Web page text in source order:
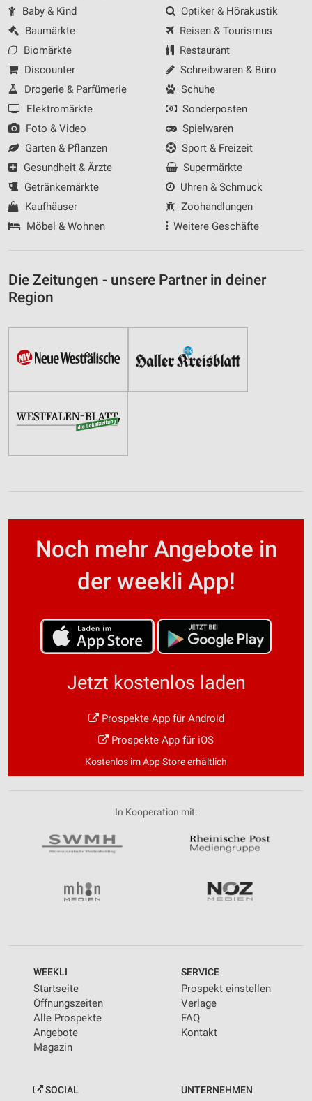
Baby & Kind
Baumärkte
Biomärkte
Discounter
Drogerie & Parfümerie
Elektromärkte
Foto & Video
Garten & Pflanzen
Gesundheit & Ärzte
Getränkemärkte
Kaufhäuser
Möbel & Wohnen
Optiker & Hörakustik
Reisen & Tourismus
Restaurant
Schreibwaren & Büro
Schuhe
Sonderposten
Spielwaren
Sport & Freizeit
Supermärkte
Uhren & Schmuck
Zoohandlungen
Weitere Geschäfte
Die Zeitungen - unsere Partner in deiner
Region
Noch mehr Angebote in
der weekli App!
Jetzt kostenlos laden
Prospekte App für Android
Prospekte App für iOS
Kostenlos im App Store erhältlich
In Kooperation mit:
WEEKLI
Startseite
Öffnungszeiten
Alle Prospekte
Angebote
Magazin
SERVICE
Prospekt einstellen
Verlage
FAQ
Kontakt
SOCIAL UNTERNEHMEN